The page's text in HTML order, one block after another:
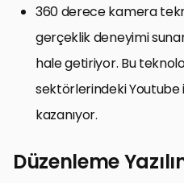
360 derece kamera
gerçeklik deneyimi
hale getiriyor. Bu
sektörlerindeki
kazanıyor.
Düzenleme